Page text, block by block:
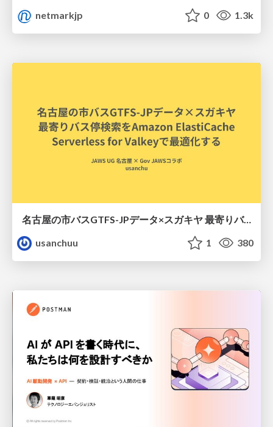
netmarkjp
0 1.3k
名古屋の市バスGTFS-JPデータ×スガキヤ 最寄りバス停検索をAmazon ElastiCache Serverless for Valkeyで最適化する
usanchuu
1 380